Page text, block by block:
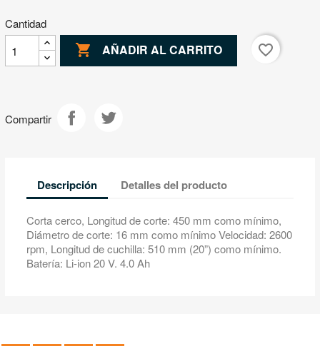
Cantidad
 AÑADIR AL CARRITO favorite_border
Compartir
Descripción Detalles del producto
Corta cerco, Longitud de corte: 450 mm como mínimo,
Diámetro de corte: 16 mm como mínimo Velocidad: 2600
rpm, Longitud de cuchilla: 510 mm (20”) como mínimo.
Batería: Li-ion 20 V. 4.0 Ah